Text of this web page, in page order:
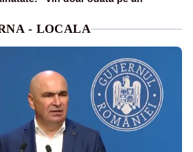
- LOCALA